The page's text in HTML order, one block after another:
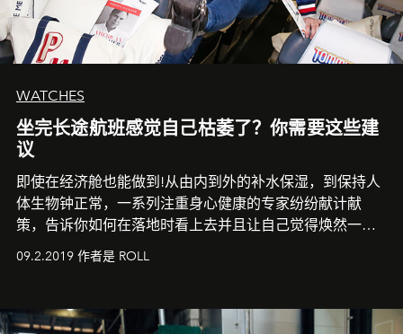
WATCHES
坐完长途航班感觉自己枯萎了？你需要这些建
议
即使在经济舱也能做到!从由内到外的补水保湿，到保持人
体生物钟正常，一系列注重身心健康的专家纷纷献计献
策，告诉你如何在落地时看上去并且让自己觉得焕然一
09.2.2019 作者是 ROLL